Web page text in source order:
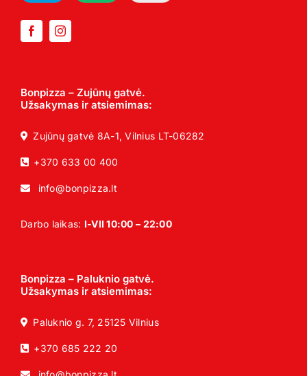
Bonpizza – Zujūnų gatvė.
Užsakymas ir atsiemimas:
Zujūnų gatvė 8A-1, Vilnius LT-06282
+370 633 00 400
info@bonpizza.lt
Darbo laikas: I-VII 10:00 – 22:00
Bonpizza – Paluknio gatvė.
Užsakymas ir atsiemimas:
Paluknio g. 7, 25125 Vilnius
+370 685 222 20